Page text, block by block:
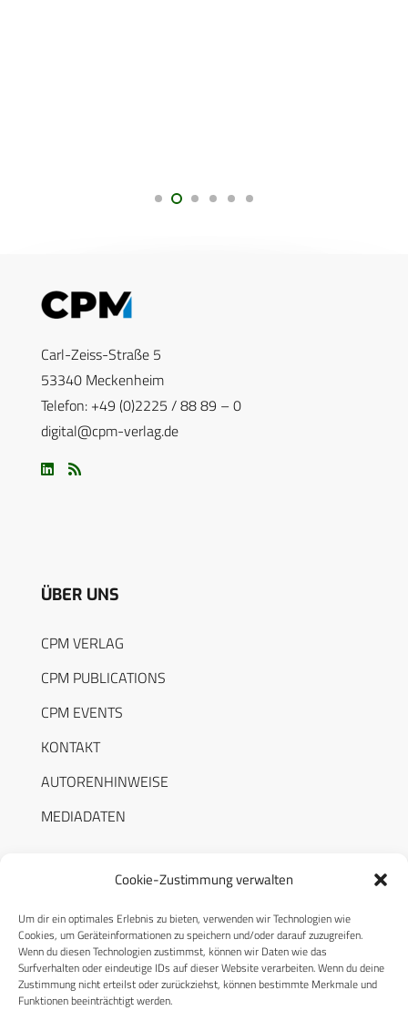
Cookie-Zustimmung verwalten
Um dir ein optimales Erlebnis zu bieten, verwenden wir Technologien wie
Cookies, um Geräteinformationen zu speichern und/oder darauf zuzugreifen.
Wenn du diesen Technologien zustimmst, können wir Daten wie das
Surfverhalten oder eindeutige IDs auf dieser Website verarbeiten. Wenn du deine
Zustimmung nicht erteilst oder zurückziehst, können bestimmte Merkmale und
Funktionen beeinträchtigt werden.
Carl-Zeiss-Straße 5
53340 Meckenheim
Telefon: +49 (0)2225 / 88 89 – 0
digital@cpm-verlag.de
ÜBER UNS
CPM VERLAG
CPM PUBLICATIONS
CPM EVENTS
KONTAKT
AUTORENHINWEISE
MEDIADATEN
RECHTLICHES
Datenschutzerklärung
Cookie-Richtlinie (EU)